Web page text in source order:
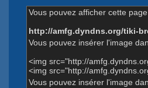
Vous pouvez afficher cette
http://amfg.dyndns.org/tiki-
Vous pouvez insérer l'image
<img src="http://
<img src="http://
Vous pouvez insérer l'image